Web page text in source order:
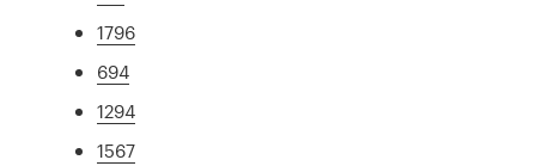
1796
694
1294
1567